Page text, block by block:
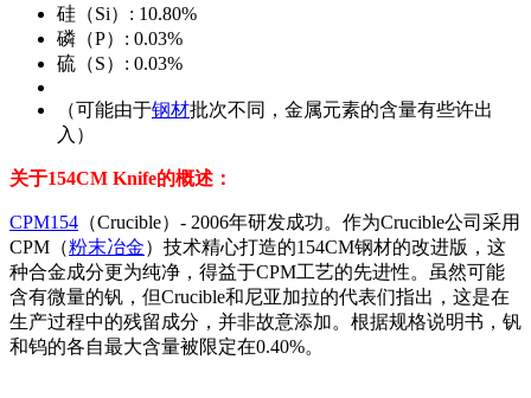
硅（Si）: 10.80%
磷（P）: 0.03%
硫（S）: 0.03%
（可能由于钢材批次不同，金属元素的含量有些许出
入）
关于154CM Knife的概述：
CPM154 （Crucible）- 2006年研发成功。作为Crucible公司采用
CPM（粉末冶金）技术精心打造的154CM钢材的改进版，这
种合金成分更为纯净，得益于CPM工艺的先进性。虽然可能
含有微量的钒，但Crucible和尼亚加拉的代表们指出，这是在
生产过程中的残留成分，并非故意添加。根据规格说明书，钒
和钨的各自最大含量被限定在0.40%。